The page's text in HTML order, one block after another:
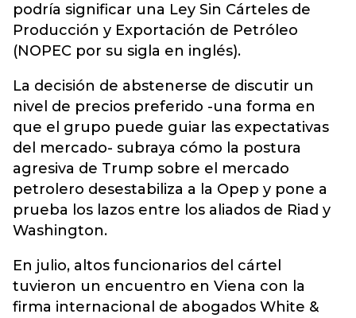
podría significar una Ley Sin Cárteles de
Producción y Exportación de Petróleo
(NOPEC por su sigla en inglés).
La decisión de abstenerse de discutir un
nivel de precios preferido -una forma en
que el grupo puede guiar las expectativas
del mercado- subraya cómo la postura
agresiva de Trump sobre el mercado
petrolero desestabiliza a la Opep y pone a
prueba los lazos entre los aliados de Riad y
Washington.
En julio, altos funcionarios del cártel
tuvieron un encuentro en Viena con la
firma internacional de abogados White &